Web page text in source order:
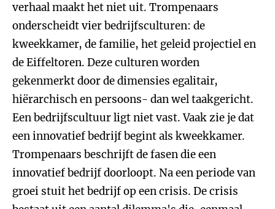
verhaal maakt het niet uit. Trompenaars
onderscheidt vier bedrijfsculturen: de
kweekkamer, de familie, het geleid projectiel en
de Eiffeltoren. Deze culturen worden
gekenmerkt door de dimensies egalitair,
hiërarchisch en persoons- dan wel taakgericht.
Een bedrijfscultuur ligt niet vast. Vaak zie je dat
een innovatief bedrijf begint als kweekkamer.
Trompenaars beschrijft de fasen die een
innovatief bedrijf doorloopt. Na een periode van
groei stuit het bedrijf op een crisis. De crisis